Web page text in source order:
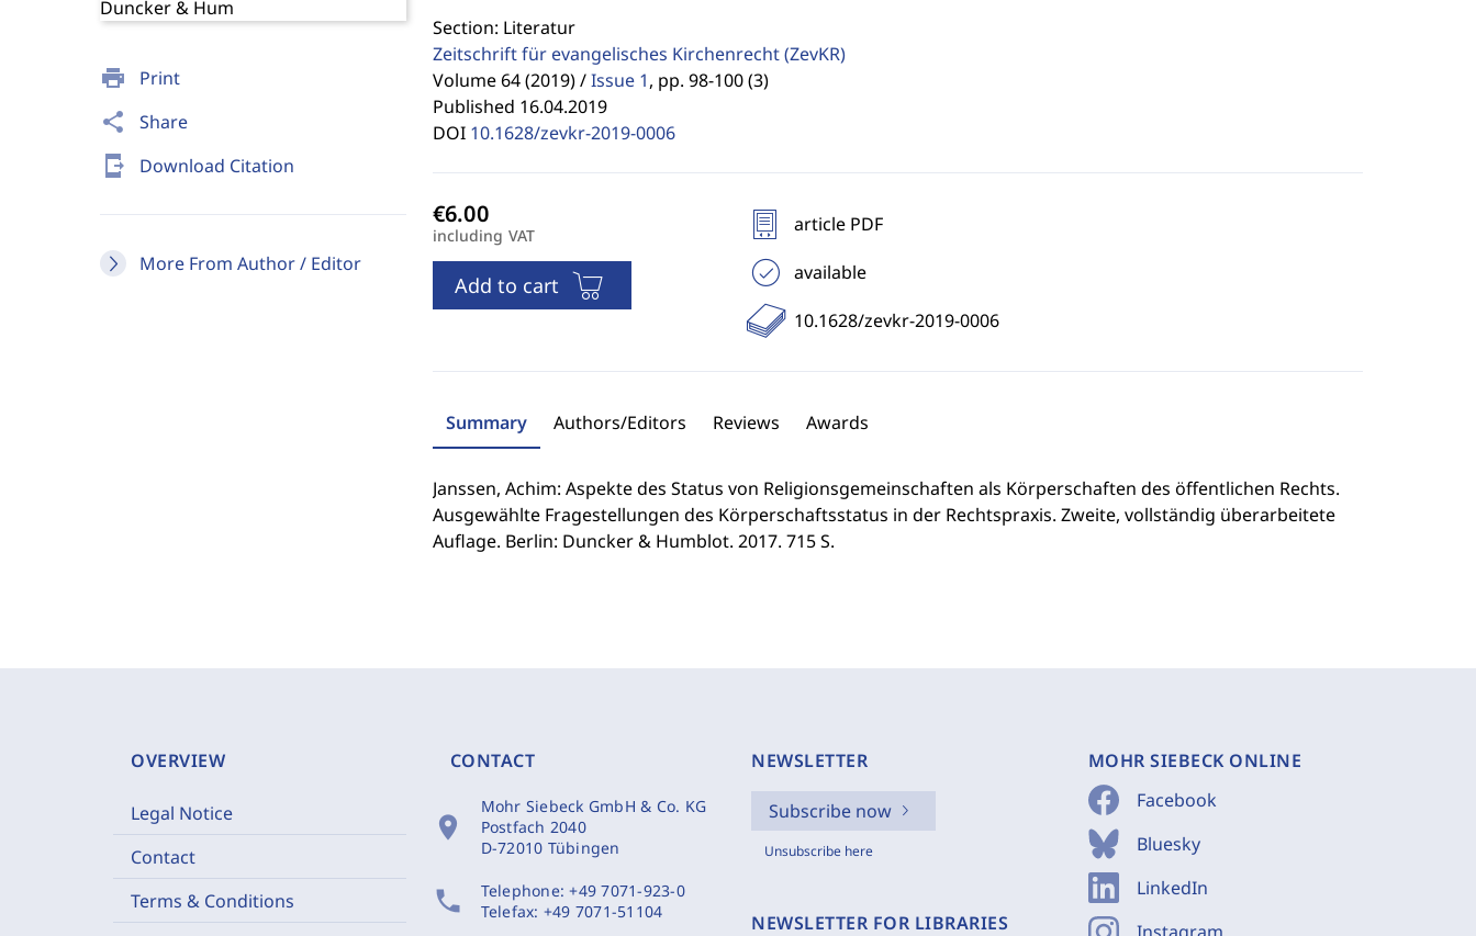
print Print
share Share
send_to_mobile Download Citation
More From Author / Editor
Section: Literatur
Zeitschrift für evangelisches Kirchenrecht(ZevKR)
Volume 64 (2019) / Issue 1, pp. 98-100 (3)
Published 16.04.2019
DOI 10.1628/zevkr-2019-0006
including VAT
Add to cart
article PDF
available
10.1628/zevkr-2019-0006
Summary Authors/Editors Reviews Awards
Janssen, Achim: Aspekte des Status von Religionsgemeinschaften als Körperschaften des öffentlichen Rechts.
Ausgewählte Fragestellungen des Körperschaftsstatus in der Rechtspraxis. Zweite, vollständig überarbeitete
Auflage. Berlin: Duncker & Humblot. 2017. 715 S.
OVERVIEW
Legal Notice
Contact
Terms & Conditions
CONTACT
location_on
Mohr Siebeck GmbH & Co. KG
Postfach 2040
D-72010 Tübingen
phone Telephone:+49 7071-923-0
Telefax: +49 7071-51104
NEWSLETTER
Subscribe now
Unsubscribe here
NEWSLETTER FOR LIBRARIES
MOHR SIEBECK ONLINE
Facebook
Bluesky
LinkedIn